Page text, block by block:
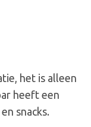
het is alleen
heeft een
snacks.